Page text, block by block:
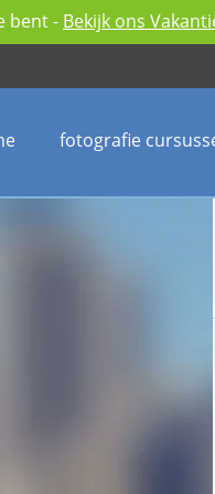
bent - Bekijk ons
fotografie